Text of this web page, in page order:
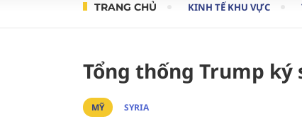
TRANG CHỦ KINH TẾ KHU VỰC
Tổng thống Trump
MỸ SYRIA